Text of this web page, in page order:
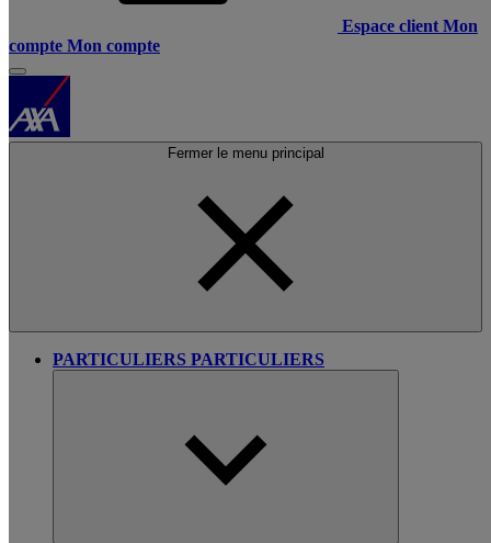
Espace client Mon
compte Mon compte
Fermer le menu principal
PARTICULIERS PARTICULIERS